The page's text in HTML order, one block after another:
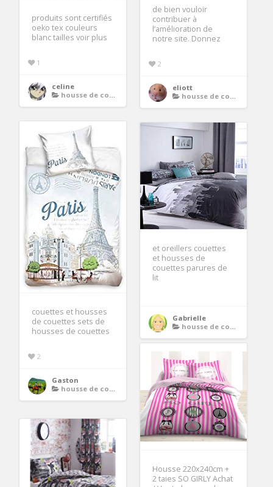
de bien vouloir
contribuer à
l’amélioration de
notre site. Donnez
2
eliott
housse de couette ado
produits sont certifiés
oeko tex couleurs
blanc tailles voir plus
1
celine
housse de couette ado
couettes et housses
de couettes sets de
housses de couettes
2
Gaston
housse de couette ado
et oreillers couettes
et housses de
couettes parures de
lit
Gabrielle
housse de couette ado
Housse 220x240cm +
2 taies SO GIRLY Achat